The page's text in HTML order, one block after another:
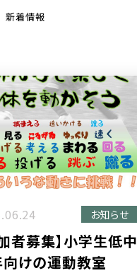
新着情報
お知らせ
者募集】小学生低中
けの運動教室